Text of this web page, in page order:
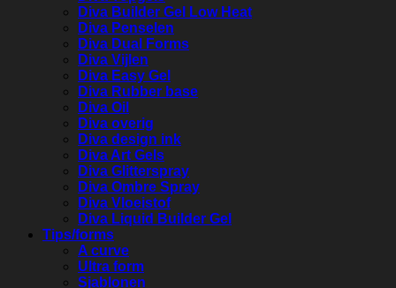
Diva Builder Gel Low Heat
Diva Penselen
Diva Dual Forms
Diva Vijlen
Diva Easy Gel
Diva Rubber base
Diva Oil
Diva overig
Diva design ink
Diva Art Gels
Diva Glitterspray
Diva Ombre Spray
Diva Vloeistof
Diva Liquid Builder Gel
Tips/forms
A curve
Ultra form
Sjablonen